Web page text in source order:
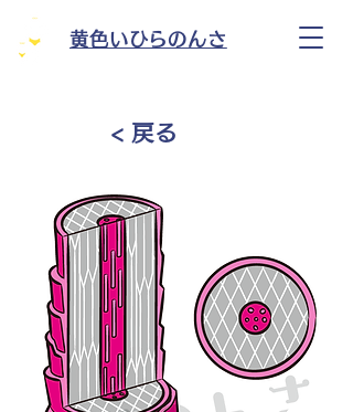
黄色いひらのんさ
< 戻る